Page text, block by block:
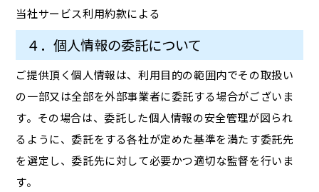
当社サービス利用約款による
４．個人情報の委託について
ご提供頂く個人情報は、利用目的の範囲内でその取扱い
の一部又は全部を外部事業者に委託する場合がございま
す。その場合は、委託した個人情報の安全管理が図られ
るように、委託をする各社が定めた基準を満たす委託先
を選定し、委託先に対して必要かつ適切な監督を行いま
す。